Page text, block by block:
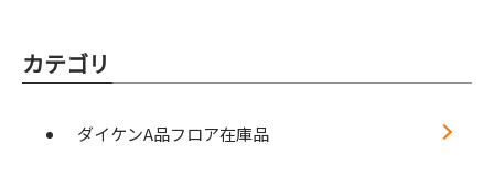
カテゴリ
ダイケンA品フロア在庫品